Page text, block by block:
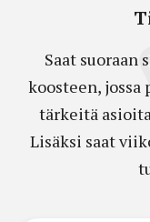
Saat
koosteen,
tärkeitä
Lisäksi saat